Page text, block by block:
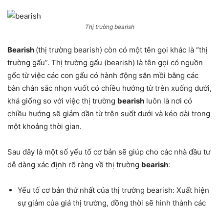
Thị trường bearish
Bearish (thị trường bearish) còn có một tên gọi khác là “thị
trường gấu”. Thị trường gấu (bearish) là tên gọi có nguồn
gốc từ việc các con gấu có hành động săn mồi bằng các
bàn chân sắc nhọn vuốt có chiều hướng từ trên xuống dưới,
khá giống so với việc thị trường bearish luôn là nơi có
chiều hướng sẽ giảm dần từ trên suốt dưới và kéo dài trong
một khoảng thời gian.
Sau đây là một số yếu tố cơ bản sẽ giúp cho các nhà đầu tư
dễ dàng xác định rõ ràng về thị trường bearish:
Yếu tố cơ bản thứ nhất của thị trường bearish: Xuất hiện
sự giảm của giá thị trường, đồng thời sẽ hình thành các